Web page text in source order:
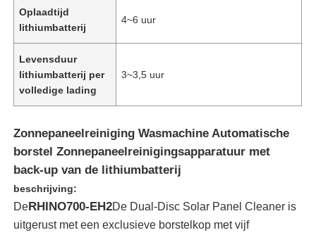
Oplaadtijd
lithiumbatterij
4~6 uur
Levensduur
lithiumbatterij per
volledige lading
3~3,5 uur
Zonnepaneelreiniging Wasmachine Automatische
borstel Zonnepaneelreinigingsapparatuur met
back-up van de lithiumbatterij
beschrijving:
DeRHINO700-EH2De Dual-Disc Solar Panel Cleaner is
uitgerust met een exclusieve borstelkop met vijf